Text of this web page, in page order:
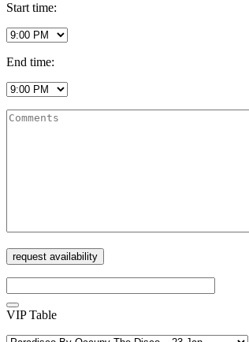
Start time:
End time:
VIP Table